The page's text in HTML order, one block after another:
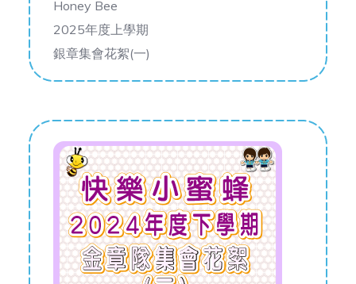
Honey Bee
2025年度上學期
銀章集會花絮(一)